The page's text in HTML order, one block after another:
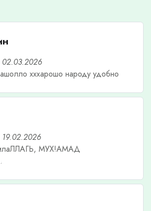
02.03.2026
хххарошо народу удобно
19.02.2026
МУХ!АМАД